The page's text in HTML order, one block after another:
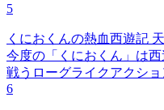
5
くにおくんの熱血西遊記
今度の「くにおくん」は
戦うローグライクアクショ
6